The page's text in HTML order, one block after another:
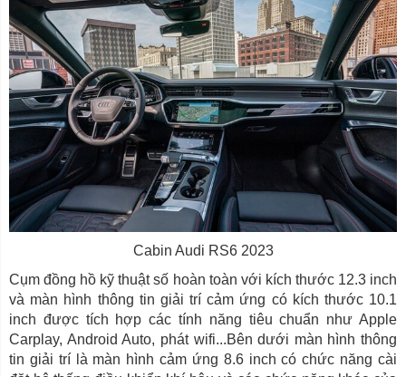
Cabin Audi RS6 2023
Cụm đồng hồ kỹ thuật số hoàn toàn với kích thước 12.3 inch
và màn hình thông tin giải trí cảm ứng có kích thước 10.1
inch được tích hợp các tính năng tiêu chuẩn như Apple
Carplay, Android Auto, phát wifi...Bên dưới màn hình thông
tin giải trí là màn hình cảm ứng 8.6 inch có chức năng cài